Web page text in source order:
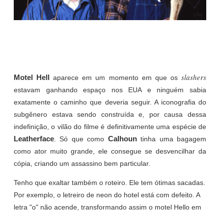
Motel Hellaparece em um momento em que osslashers
estavam ganhando espaço nos EUA e ninguém sabia
exatamente o caminho que deveria seguir. A iconografia do
subgênero estava sendo construída e, por causa dessa
indefinição, o vilão do filme é definitivamente uma espécie de
Leatherface. Só que como Calhountinha uma bagagem
como ator muito grande, ele consegue se desvencilhar da
cópia, criando um assassino bem particular.
Tenho que exaltar também o roteiro. Ele tem ótimas sacadas.
Por exemplo, o letreiro de neon do hotel está com defeito. A
letra "o" não acende, transformando assim o motel Hello em